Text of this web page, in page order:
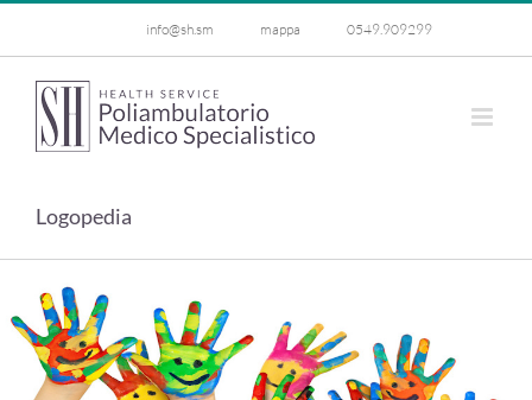
info@sh.sm mappa 0549.909299
Logopedia